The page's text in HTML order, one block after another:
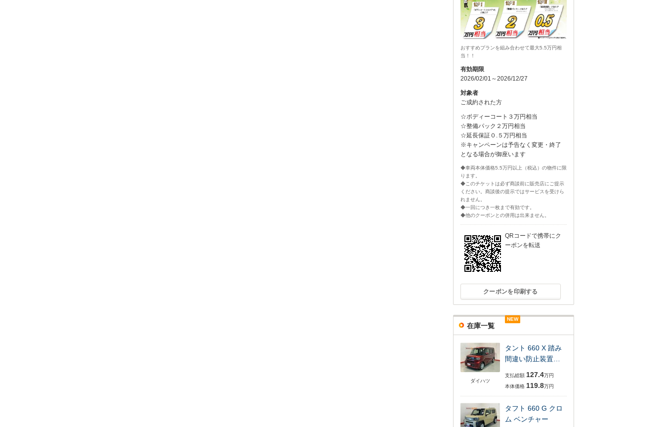
おすすめプランを組み合わせて最大5.5万円相
当！！
有効期限
2026/02/01～2026/12/27
対象者
ご成約された方
☆ボディーコート３万円相当
☆整備パック２万円相当
☆延長保証０.５万円相当
※キャンペーンは予告なく変更・終了
となる場合が御座います
◆車両本体価格5.5万円以上（税込）の物件に限
ります。
◆このチケットは必ず商談前に販売店にご提示
ください。商談後の提示ではサービスを受けら
れません。
◆一回につき一枚まで有効です。
◆他のクーポンとの併用は出来ません。
QRコードで携帯にク
ーポンを転送
クーポンを印刷する
在庫一覧
ダイハツ
NEW
タント 660 X 踏み
間違い防止装置…
支払総額 127.4万円
本体価格 119.8万円
NEW
タフト 660 G クロ
ム ベンチャー